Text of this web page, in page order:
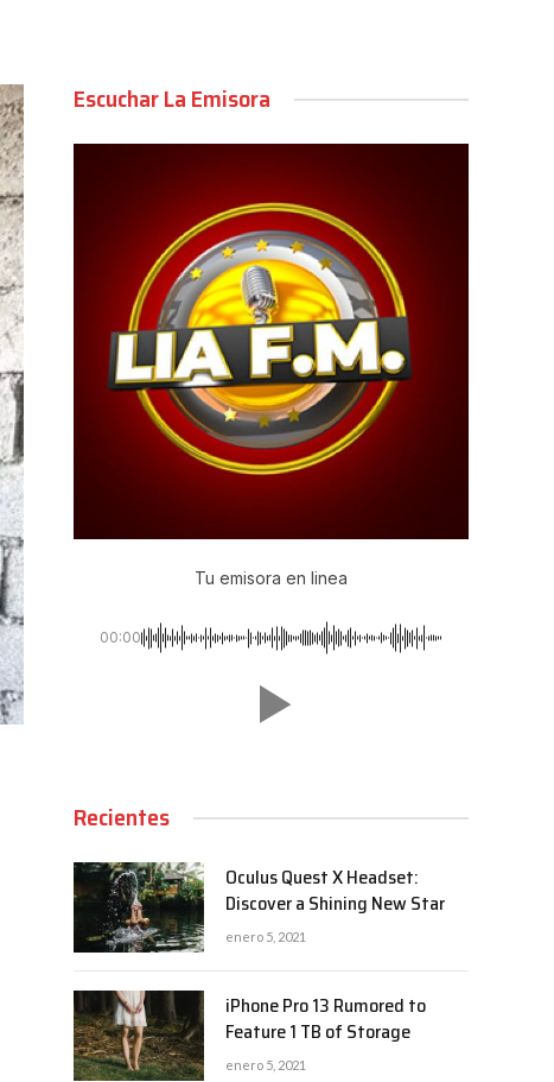
Escuchar La Emisora
Tu emisora en linea
00:00
Recientes
Oculus Quest X Headset:
Discover a Shining New Star
enero 5, 2021
iPhone Pro 13 Rumored to
Feature 1 TB of Storage
enero 5, 2021